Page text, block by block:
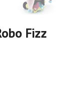
Fizz